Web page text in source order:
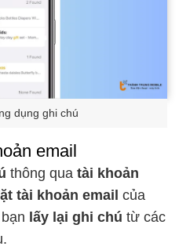
dụng ghi chú
email
thông qua tài khoản
tài khoản email của
lấy lại ghi chú từ các